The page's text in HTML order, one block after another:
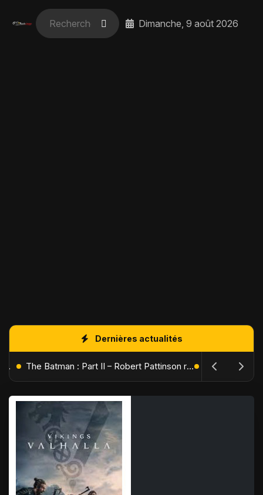
Dimanche, 9 août 2026
Dernières actualités
L'Âge de Glace : Le Réveil du Volcan – Manny, Sid et Diego de retour pour une aventure explosive The Batman : Part II – Robert Pattinson replonge dans les ténèbres de Gotham dès octobre 2027